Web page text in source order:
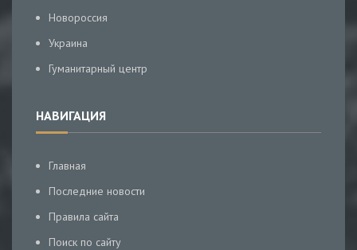
Новороссия
Украина
Гуманитарный центр
НАВИГАЦИЯ
Главная
Последние новости
Правила сайта
Поиск по сайту